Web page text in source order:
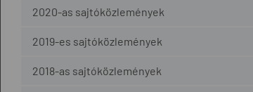
2020-as sajtóközlemények
2019-es sajtóközlemények
2018-as sajtóközlemények